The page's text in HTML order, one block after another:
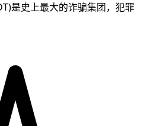
是史上最大的诈骗集团，犯罪